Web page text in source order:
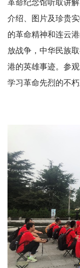
革命纪念馆听取讲
介绍、图片及珍贵
的革命精神和连云
放战争，中华民族
港的英雄事迹。参
学习革命先烈的不